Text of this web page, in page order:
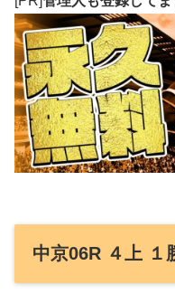
中京06R ４上 １